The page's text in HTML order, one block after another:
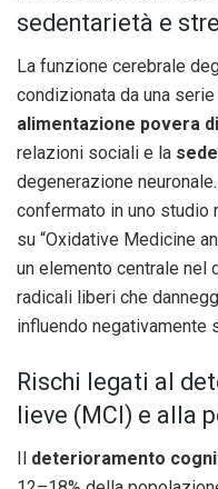
sedentarietà e
La funzione cerebrale
condizionata da una
alimentazione povera
relazioni sociali e la
degenerazione
confermato in uno studio
su “Oxidative Medicine
un elemento centrale nel
radicali liberi che
influendo negativamente
Rischi legati al
lieve (MCI) e alla
Il deterioramento